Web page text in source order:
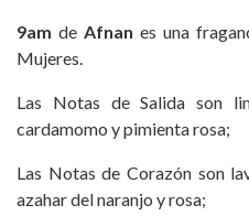
9am de Afnan es una
Mujeres.
Las Notas de Salida son
cardamomo y pimienta rosa;
Las Notas de Corazón son
azahar del naranjo y rosa;